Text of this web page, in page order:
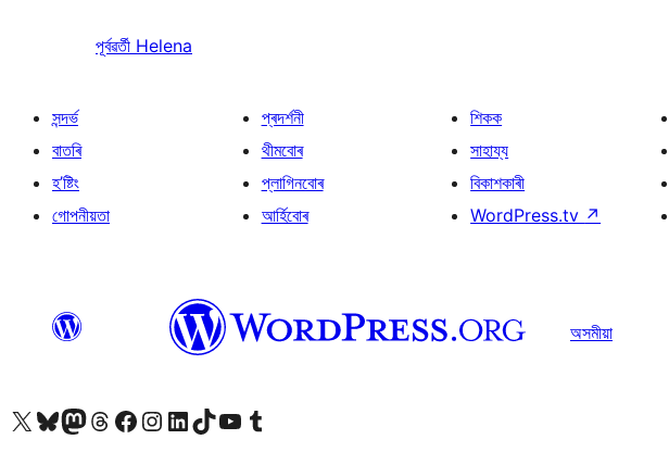
পূৰ্বৱৰ্তী Helena
সন্দৰ্ভ
বাতৰি
হ’ষ্টিং
গোপনীয়তা
প্ৰদৰ্শনী
থীমবোৰ
প্লাগিনবোৰ
আৰ্হিবোৰ
শিকক
সাহায্য
বিকাশকাৰী
WordPress.tv ↗
অসমীয়া
আমাৰ X (আগৰ Twitter) একাউণ্টলৈ যাওকআমাৰ Bluesky একাউণ্টলৈ যাওকআমাৰ Mastodon একাউণ্টলৈ যাওকআমাৰ Threads একাউণ্টলৈ যাওকআমাৰ Facebook পৃষ্ঠালৈ যাওকআমাৰ Instagram একাউণ্টলৈ যাওকআমাৰ LinkedIn একাউণ্টলৈ যাওকআমাৰ TikTok একাউণ্টলৈ যাওকআমাৰ YouTube চেনেললৈ যাওকআমাৰ Tumblr একাউণ্টলৈ যাওক